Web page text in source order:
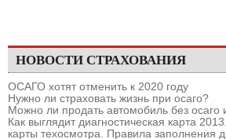
НОВОСТИ СТРАХОВАНИЯ
ОСАГО хотят отменить к 2020 году
Нужно ли страховать жизнь при осаго?
Можно ли продать автомобиль без осаго
Как выглядит диагностическая карта
карты техосмотра. Правила заполнения